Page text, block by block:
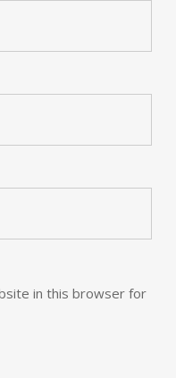
in this browser for